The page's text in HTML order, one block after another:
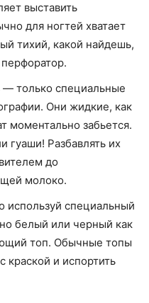
выставить
для ногтей хватает
тихий, какой найдешь,
— только специальные
Они жидкие, как
моментально забьется.
гуаши! Разбавлять их
до
молоко.
используй специальный
белый или черный как
топ. Обычные топы
краской и испортить